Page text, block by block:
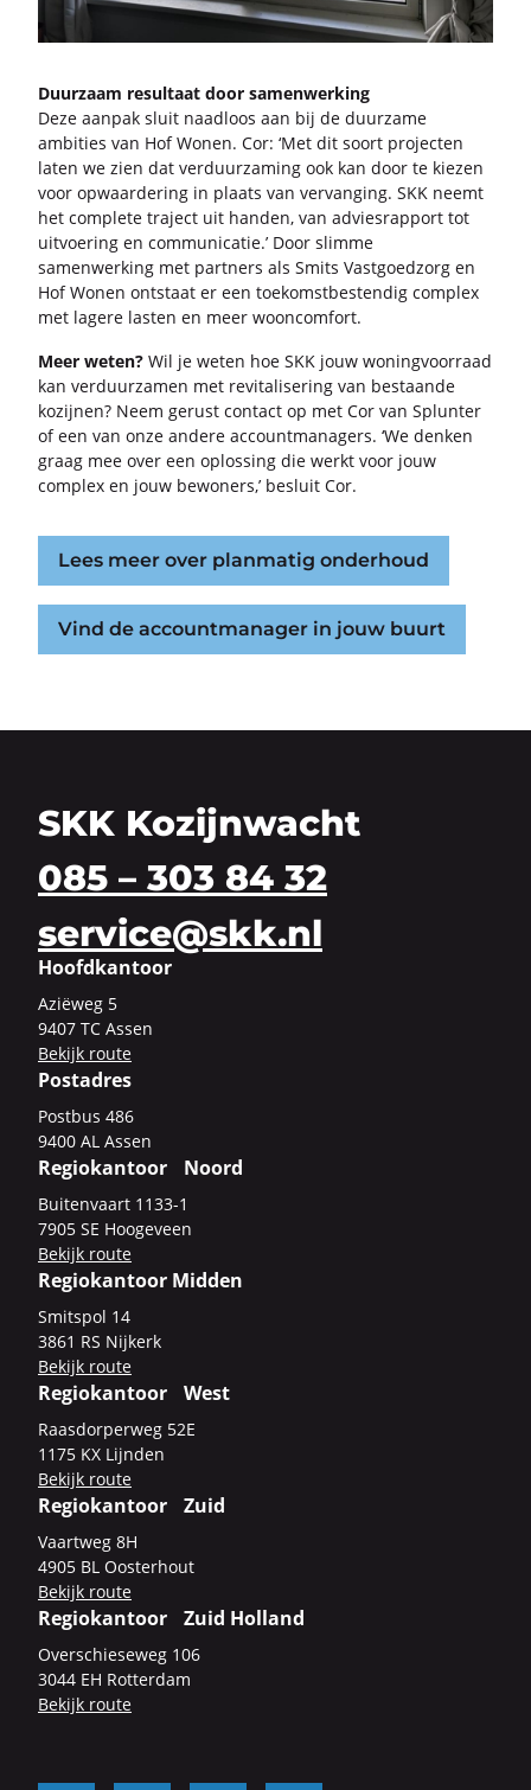
Duur­zaam re­sul­taat door sa­men­wer­king
Deze aan­pak sluit naad­loos aan bij de duur­za­me
am­bi­ties van Hof Wonen. Cor: ‘Met dit soort pro­jec­ten
laten we zien dat ver­duur­za­ming ook kan door te kie­zen
voor op­waar­de­ring in plaats van ver­van­ging. SKK neemt
het com­ple­te tra­ject uit han­den, van ad­vies­rap­port tot
uit­voe­ring en com­mu­ni­ca­tie.’ Door slim­me
sa­men­wer­king met part­ners als Smits Vast­goed­zorg en
Hof Wonen ont­staat er een toe­komst­be­sten­dig com­plex
met la­ge­re las­ten en meer woon­com­fort.
Meer weten? Wil je weten hoe SKK jouw wo­ning­voor­raad
kan ver­duur­za­men met re­vi­ta­li­se­ring van be­staan­de
ko­zij­nen? Neem ge­rust con­tact op met Cor van Splun­ter
of een van onze an­de­re ac­count­ma­na­gers. ‘We den­ken
graag mee over een op­los­sing die werkt voor jouw
com­plex en jouw be­wo­ners,’ be­sluit Cor.
Lees meer over planmatig onderhoud
Vind de accountmanager in jouw buurt
SKK Kozijnwacht
085 – 303 84 32
service@skk.nl
Hoofdkantoor
Azi­ë­weg 5
9407 TC Assen
Be­kijk route
Postadres
Post­bus 486
9400 AL Assen
Regiokantoor Noord
Bui­ten­vaart 1133-​1
7905 SE Hoo­ge­veen
Be­kijk route
Regiokantoor Midden
Smits­pol 14
3861 RS Nij­kerk
Be­kijk route
Regiokantoor West
Raas­dor­per­weg 52E
1175 KX Lijn­den
Be­kijk route
Regiokantoor Zuid
Vaart­weg 8H
4905 BL Oos­ter­hout
Be­kijk route
Regiokantoor Zuid Holland
Over­schie­se­weg 106
3044 EH Rot­ter­dam
Be­kijk route